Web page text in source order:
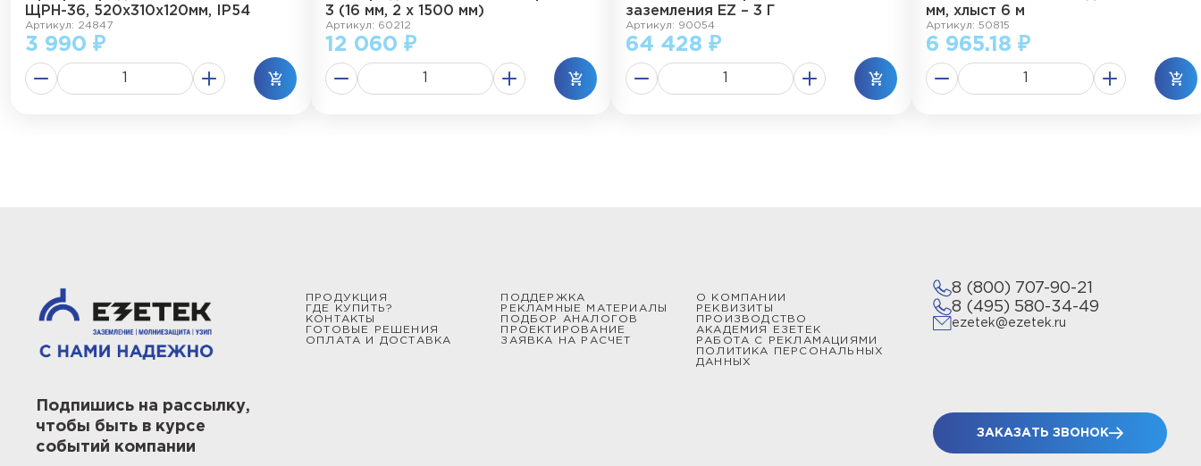
ЩРН-36, 520х310х120мм, IP54
Артикул: 24847
3 990 ₽
3 (16 мм, 2 х 1500 мм)
Артикул: 60212
12 060 ₽
заземления EZ – 3 Г
Артикул: 90054
64 428 ₽
мм, хлыст 6 м
Артикул: 50815
6 965.18 ₽
ПРОДУКЦИЯ
ГДЕ КУПИТЬ?
КОНТАКТЫ
ГОТОВЫЕ РЕШЕНИЯ
ОПЛАТА И ДОСТАВКА
ПОДДЕРЖКА
РЕКЛАМНЫЕ МАТЕРИАЛЫ
ПОДБОР АНАЛОГОВ
ПРОЕКТИРОВАНИЕ
ЗАЯВКА НА РАСЧЕТ
О КОМПАНИИ
РЕКВИЗИТЫ
ПРОИЗВОДСТВО
АКАДЕМИЯ ЕЗЕТЕК
РАБОТА С РЕКЛАМАЦИЯМИ
ПОЛИТИКА ПЕРСОНАЛЬНЫХ
ДАННЫХ
8 (800) 707-90-21
8 (495) 580-34-49
ezetek@ezetek.ru
ЗАКАЗАТЬ ЗВОНОК
Подпишись на рассылку,
чтобы быть в курсе
событий компании